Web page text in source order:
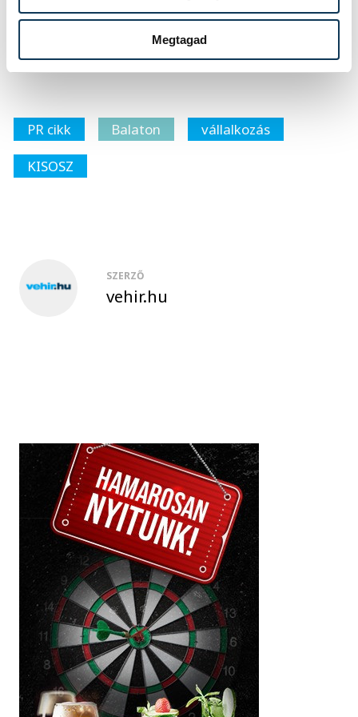
Megtagad
kapcsolódó média kampány
lebonyolítójától: Számadó Éva 06-
30/9777143, evaszamado@yahoo.com
PR cikk Balaton
vállalkozás
KISOSZ
SZERZŐ
vehir.hu